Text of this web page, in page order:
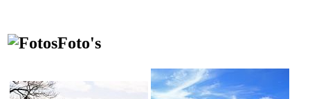
Foto's